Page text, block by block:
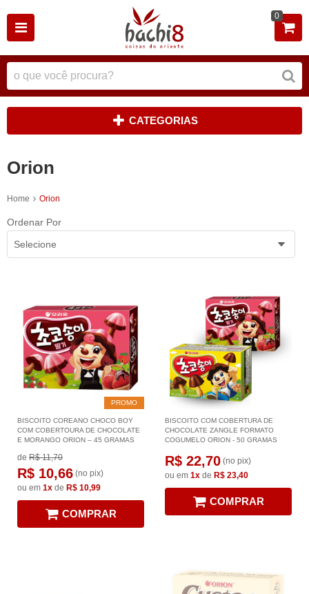
0
CATEGORIAS
Orion
Home Orion
Ordenar Por
Selecione
PROMO
BISCOITO COREANO CHOCO BOY
COM COBERTOURA DE CHOCOLATE
E MORANGO ORION – 45 GRAMAS
de R$ 11,70
R$ 10,66 (no pix)
ou em 1x de R$ 10,99
COMPRAR
BISCOITO COM COBERTURA DE
CHOCOLATE ZANGLE FORMATO
COGUMELO ORION - 50 GRAMAS
R$ 22,70 (no pix)
ou em 1x de R$ 23,40
COMPRAR